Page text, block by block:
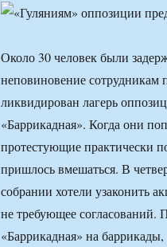
Около 30 человек были
неповиновение
ликвидирован лагерь
«Баррикадная». Когда они
протестующие практически
пришлось вмешаться. В
собрании хотели узаконить
не требующее согласований.
«Баррикадная» на